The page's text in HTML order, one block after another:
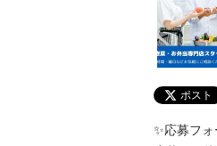
ポスト
✨応募フォ